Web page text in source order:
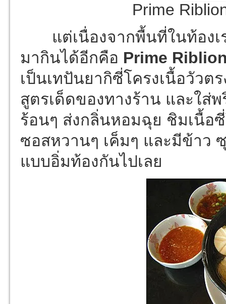
Prime
แต่เนื่องจากพื้นที่ในท้องเร
มากินได้อีกคือ Prime
เป็นเทปันยากิซี่โครงเนื้อวัว
สูตรเด็ดของทางร้าน และใส่
ร้อนๆ ส่งกลิ่นหอมฉุย ชิมเนื้อ
ซอสหวานๆ เค็มๆ และมีข้าว
แบบอิ่มท้องกันไปเลย